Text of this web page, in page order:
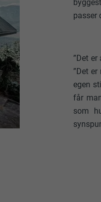
passer
”Det
”Det
egen
får
som